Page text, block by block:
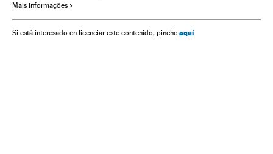
Mais informações
Si está interesado en licenciar este contenido, pinche aquí